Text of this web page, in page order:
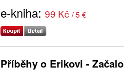
e-kniha: 99 Kč / 5 €
Příběhy o Erikovi - Začalo